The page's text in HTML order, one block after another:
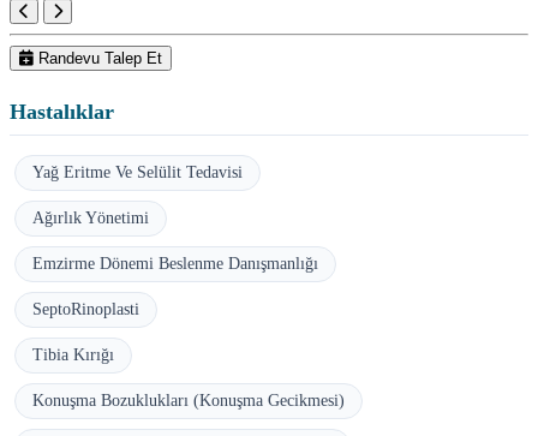
Randevu Talep Et
Hastalıklar
Yağ Eritme Ve Selülit Tedavisi
Ağırlık Yönetimi
Emzirme Dönemi Beslenme Danışmanlığı
SeptoRinoplasti
Tibia Kırığı
Konuşma Bozuklukları (Konuşma Gecikmesi)